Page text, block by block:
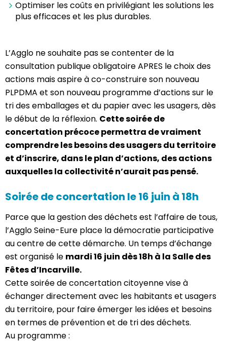
Optimiser les coûts en privilégiant les solutions les
plus efficaces et les plus durables.
L’Agglo ne souhaite pas se contenter de la
consultation publique obligatoire APRES le choix des
actions mais aspire à co-construire son nouveau
PLPDMA et son nouveau programme d’actions sur le
tri des emballages et du papier avec les usagers, dès
le début de la réflexion. Cette soirée de
concertation précoce permettra de vraiment
comprendre les besoins des usagers du territoire
et d’inscrire, dans le plan d’actions, des actions
auxquelles la collectivité n’aurait pas pensé.
Soirée de concertation le 16 juin à 18h
Parce que la gestion des déchets est l’affaire de tous,
l’Agglo Seine-Eure place la démocratie participative
au centre de cette démarche. Un temps d’échange
est organisé le mardi 16 juin dès 18h à la Salle des
Fêtes d’Incarville.
Cette soirée de concertation citoyenne vise à
échanger directement avec les habitants et usagers
du territoire, pour faire émerger les idées et besoins
en termes de prévention et de tri des déchets.
Au programme :